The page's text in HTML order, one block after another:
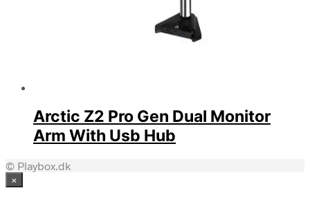
Arctic Z2 Pro Gen Dual Monitor
Arm With Usb Hub
© Playbox.dk
×